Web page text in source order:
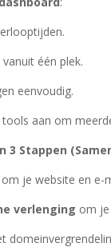
één plek.
eenvoudig.
tools aan om
3 Stappen
om je website en e-
verlenging om